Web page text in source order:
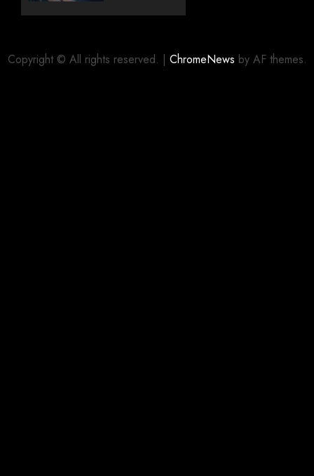
Copyright © All rights reserved. | ChromeNews by AF themes.